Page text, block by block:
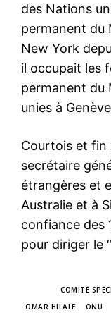
des Nations
permanent du
New York
il occupait les
permanent du
unies à
Courtois et fin
secrétaire
étrangères et
Australie et à
confiance des
pour diriger le
COMITÉ
OMAR HILALE
ONU